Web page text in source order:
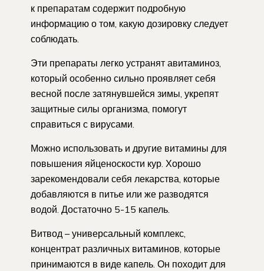
к препаратам содержит подробную
информацию о том, какую дозировку следует
соблюдать.
Эти препараты легко устранят авитаминоз,
который особенно сильно проявляет себя
весной после затянувшейся зимы, укрепят
защитные силы организма, помогут
справиться с вирусами.
Можно использовать и другие витамины для
повышения яйценоскости кур. Хорошо
зарекомендовали себя лекарства, которые
добавляются в питье или же разводятся
водой. Достаточно 5-15 капель.
Витвод – универсальный комплекс,
концентрат различных витаминов, которые
принимаются в виде капель. Он походит для